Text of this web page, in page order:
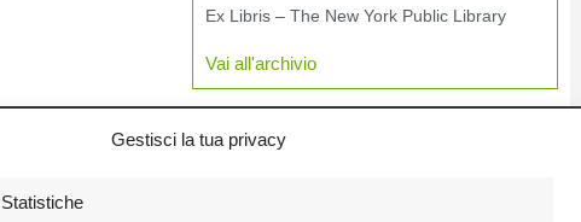
Gestisci la tua privacy
Statistiche
Ex Libris – The New York Public Library
Vai all'archivio